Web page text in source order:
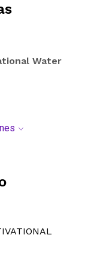
Water